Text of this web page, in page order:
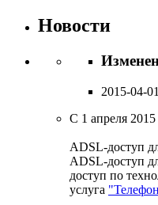
Новости
2015-04-
С 1 апреля
ADSL-доступ
ADSL-доступ
доступ по
услуга